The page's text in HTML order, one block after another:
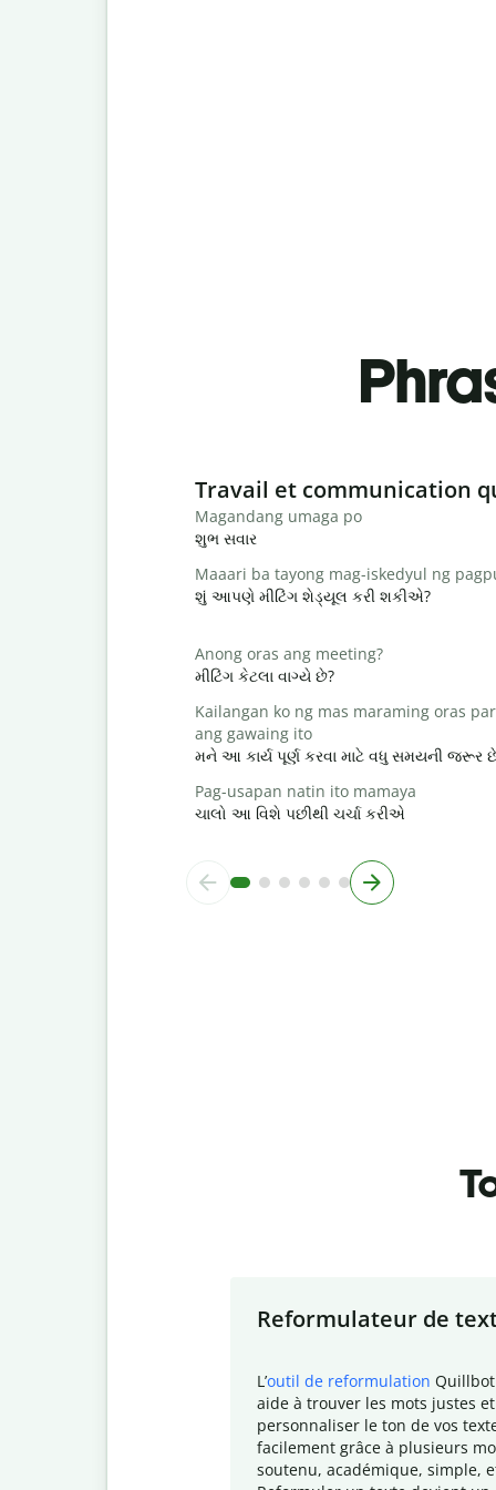
Slide 1 of 6
Travail et communication
Magandang umaga po
શુભ સવાર
Maaari ba tayong mag-iskedyul ng
શું આપણે મીટિંગ શેડ્યૂલ કરી શકીએ?
Anong oras ang meeting?
મીટિંગ કેટલા વાગ્યે છે?
Kailangan ko ng mas maraming oras
ang gawaing ito
મને આ કાર્ય પૂર્ણ કરવા માટે વધુ સમયની જરૂર
Pag-usapan natin ito mamaya
ચાલો આ વિશે પછીથી ચર્ચા કરીએ
Reformulateur de
L ’outil de reformulation
aide à trouver les mots justes
personnaliser le ton de vos
facilement grâce à plusieurs
soutenu, académique, simple,